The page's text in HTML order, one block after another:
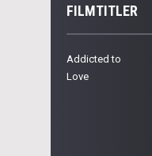
FILMTITLER
Addicted to
Love